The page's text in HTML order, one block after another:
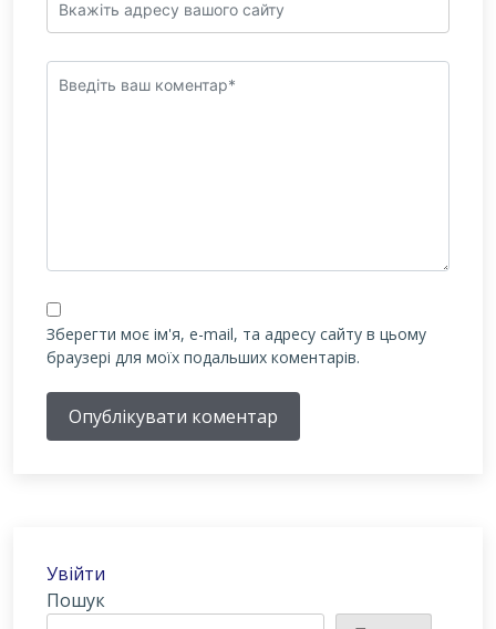
Зберегти моє ім'я, e-mail, та адресу сайту в цьому
браузері для моїх подальших коментарів.
Опублікувати коментар
Увійти
Пошук